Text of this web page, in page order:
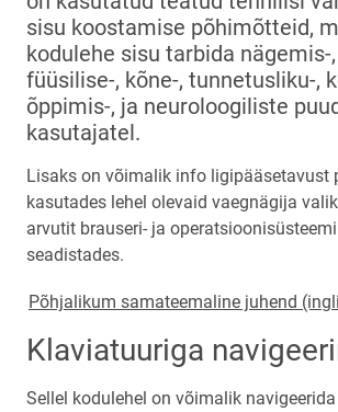
sisu koostamise põhimõtteid,
kodulehe sisu tarbida nägemis-
füüsilise-, kõne-, tunnetusliku-,
õppimis-, ja neuroloogiliste
kasutajatel.
Lisaks on võimalik info ligipääsetavust
kasutades lehel olevaid vaegnägija
arvutit brauseri- ja
seadistades.
Põhjalikum samateemaline juhend
Klaviatuuriga
Sellel kodulehel on võimalik